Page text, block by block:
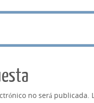
no será publicada.